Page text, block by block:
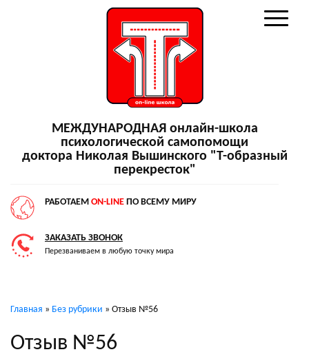
МЕЖДУНАРОДНАЯ онлайн-школа
психологической самопомощи
доктора Николая Вышинского "Т-образный
перекресток"
РАБОТАЕМ ON-LINE ПО ВСЕМУ МИРУ
ЗАКАЗАТЬ ЗВОНОК
Перезваниваем в любую точку мира
Главная » Без рубрики » Отзыв №56
Отзыв №56